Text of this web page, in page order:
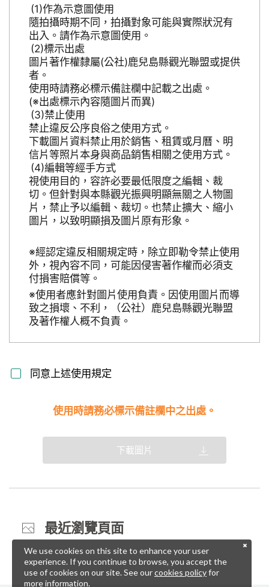
作為示意圖使用
隨拍攝時期不同，拍攝對象可能與實際狀況有
出入。請作為示意圖使用。
標示出處
圖片著作權隸屬(公社)鹿兒島縣觀光聯盟或提供
者。
使用時請務必標示備註欄中記載之出處。
(※出處標示內容隨圖片而異)
禁止使用
禁止違反公序良俗之使用方式。
下載圖片資料禁止用於銷售、租賃或月曆、明
信片等照片本身與商品銷售相關之使用方式。
編輯等經手方式
視使用目的，容許必要最低限度之編輯、裁
切。但針對與本縣觀光振興明顯無關之人物圖
片，禁止予以編輯、裁切。也禁止擴大、縮小
圖片，以致明顯損及圖片原有形象。
※經認定違反相關規定時，除立即勒令禁止使用
外，視內容不同，可能因侵害著作權而必須支
付損害賠償等。
※使用者應針對圖片使用負責。因使用圖片而導
致之損壞、不利，（公社）鹿兒島縣觀光聯盟
及著作權人概不負責。
同意上述使用規定
使用時請務必標示備註欄中之出處。
下載圖片
最近瀏覽頁面
We use cookies on this site to enhance your user
experience. If you continue to browse, you accept the
use of cookies on our site. See ourcookies policyfor
more information.